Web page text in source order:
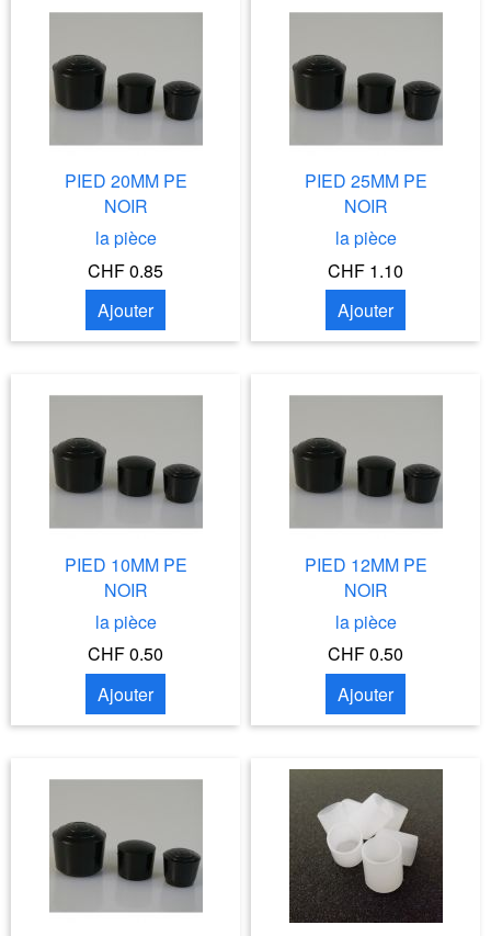
PIED 20MM PE
NOIR
la pièce
CHF 0.85
Ajouter
PIED 25MM PE
NOIR
la pièce
CHF 1.10
Ajouter
PIED 10MM PE
NOIR
la pièce
CHF 0.50
Ajouter
PIED 12MM PE
NOIR
la pièce
CHF 0.50
Ajouter